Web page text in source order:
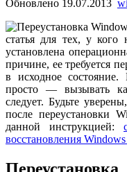
Обновлено 19.07.2013
статья для тех, у
установлена
причине, ее требуется
в исходное состояние.
просто — вызывать
следует. Будьте
после переустановки
данной инструкцией:
восстановления